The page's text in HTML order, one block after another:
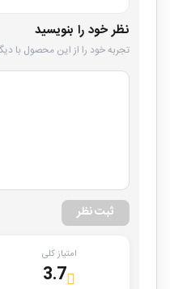
نظر خود را بنویسید
تجربه خود را از این محصول با
ثبت نظر
امتیاز کلی
3.7